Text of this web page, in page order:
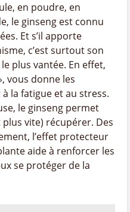
en poudre, en
le ginseng est connu
Et s’il apporte
c’est surtout son
plus vantée. En effet,
vous donne les
la fatigue et au stress.
le ginseng permet
vite) récupérer. Des
l’effet protecteur
aide à renforcer les
se protéger de la